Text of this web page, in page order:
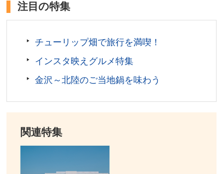
注目の特集
チューリップ畑で旅行を満喫！
インスタ映えグルメ特集
金沢～北陸のご当地鍋を味わう
関連特集